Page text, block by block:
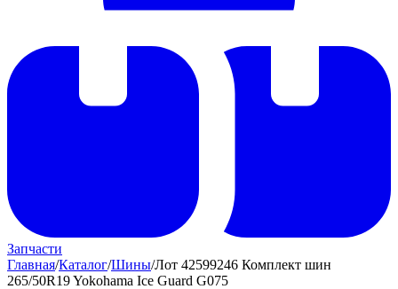
Запчасти
Главная/Каталог/Шины/Лот 42599246 Комплект шин
265/50R19 Yokohama Ice Guard G075